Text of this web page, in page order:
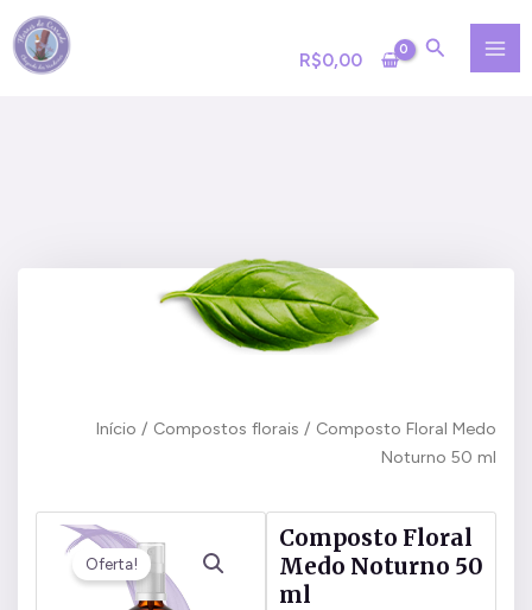
para
R$0,00
Início / Compostos florais / Composto Floral Medo
Noturno 50 ml
Oferta!
Composto Floral
Medo Noturno 50
ml